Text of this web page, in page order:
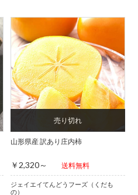
山形県産 訳あり庄内柿
￥2,320～ 送料無料
ジェイエイてんどうフーズ（くだも
の）